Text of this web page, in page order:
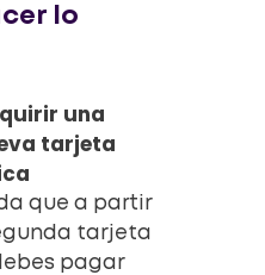
lo
una
tarjeta
que a partir
tarjeta
pagar